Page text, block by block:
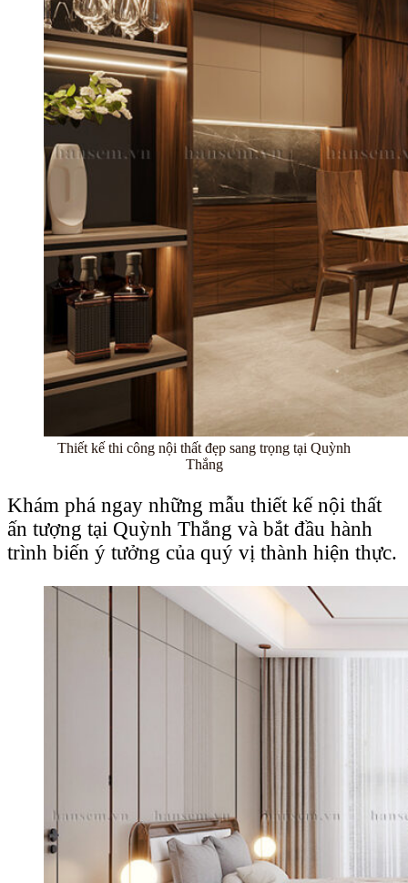
Thiết kế thi công nội thất đẹp sang trọng tại Quỳnh
Thắng
Khám phá ngay những mẫu thiết kế nội thất
ấn tượng tại Quỳnh Thắng và bắt đầu hành
trình biến ý tưởng của quý vị thành hiện thực.